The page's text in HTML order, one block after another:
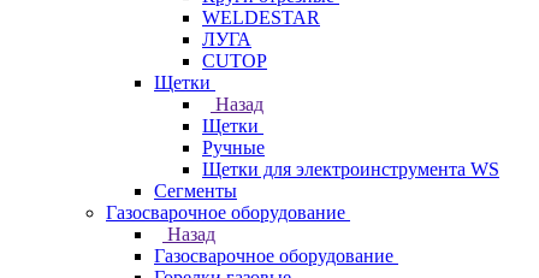
WELDESTAR
ЛУГА
CUTOP
Щетки
Назад
Щетки
Ручные
Щетки для электроинструмента WS
Сегменты
Газосварочное оборудование
Назад
Газосварочное оборудование